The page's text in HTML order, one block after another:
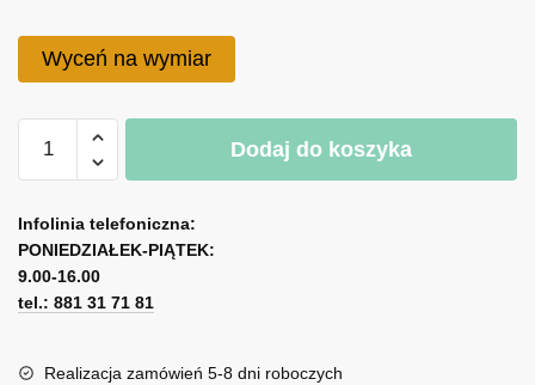
Wyceń na wymiar
Plakat
Kwiaty
z
sentencją
Dodaj do koszyka
l
t
e
r
a
Infolinia telefoniczna:
PONIEDZIAŁEK-PIĄTEK:
9.00-16.00
tel.: 881 31 71 81
Realizacja zamówień 5-8 dni roboczych